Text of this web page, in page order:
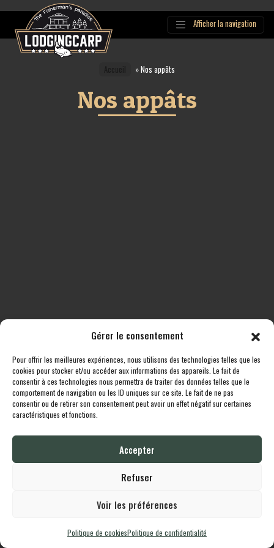
Gérer le consentement
Pour offrir les meilleures expériences, nous utilisons des technologies telles que les
cookies pour stocker et/ou accéder aux informations des appareils. Le fait de
consentir à ces technologies nous permettra de traiter des données telles que le
comportement de navigation ou les ID uniques sur ce site. Le fait de ne pas
consentir ou de retirer son consentement peut avoir un effet négatif sur certaines
caractéristiques et fonctions.
Accepter
Refuser
Voir les préférences
Politique de cookiesPolitique de confidentialité
Main
Navigation
Afficher la navigation
»Nos appâts
Nos appâts
Toutes les destinations Boutique Le cheptel Contact
Lodgingcarppropulsé fièrement par Une créationWhornat.com | Mentions
Légales | Politique de confidentialité
English Français